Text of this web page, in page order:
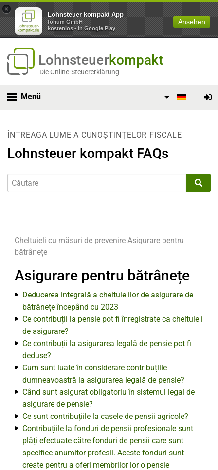
×
Lohnsteuer kompakt App
forium GmbH
kostenlos - In Google Play
Ansehen
Lohnsteuerkompakt
Die Online-Steuererklärung
Menü
ÎNTREAGA LUME A CUNOȘTINȚELOR FISCALE
Lohnsteuer kompakt FAQs
Cheltuieli cu măsuri de prevenire Asigurare pentru
bătrânețe
Asigurare pentru bătrânețe
Deducerea integrală a cheltuielilor de asigurare de
bătrânețe începând cu 2023
Ce contribuții la pensie pot fi înregistrate ca cheltuieli
de asigurare?
Ce contribuții la asigurarea legală de pensie pot fi
deduse?
Cum sunt luate în considerare contribuțiile
dumneavoastră la asigurarea legală de pensie?
Când sunt asigurat obligatoriu în sistemul legal de
asigurare de pensie?
Ce sunt contribuțiile la casele de pensii agricole?
Contribuțiile la fonduri de pensii profesionale sunt
plăți efectuate către fonduri de pensii care sunt
specifice anumitor profesii. Aceste fonduri sunt
create pentru a oferi membrilor lor o pensie